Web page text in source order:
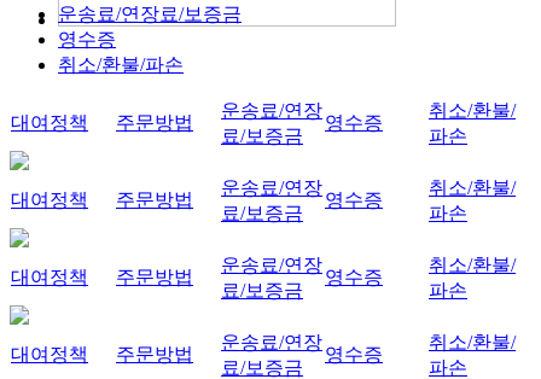
운송료/연장료/보증금
영수증
취소/환불/파손
대여정책 주문방법
운송료/연장
료/보증금
영수증
취소/환불/
파손
대여정책 주문방법
운송료/연장
료/보증금
영수증
취소/환불/
파손
대여정책 주문방법
운송료/연장
료/보증금
영수증
취소/환불/
파손
대여정책 주문방법
운송료/연장
료/보증금
영수증
취소/환불/
파손